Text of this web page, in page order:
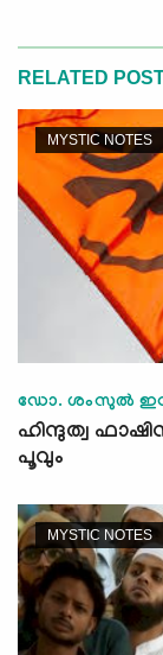
RELATED
MYSTIC NOTES
ഡോ. ശംസുല്‍
ഹിന്ദുത്വ
പൂവും
MYSTIC NOTES